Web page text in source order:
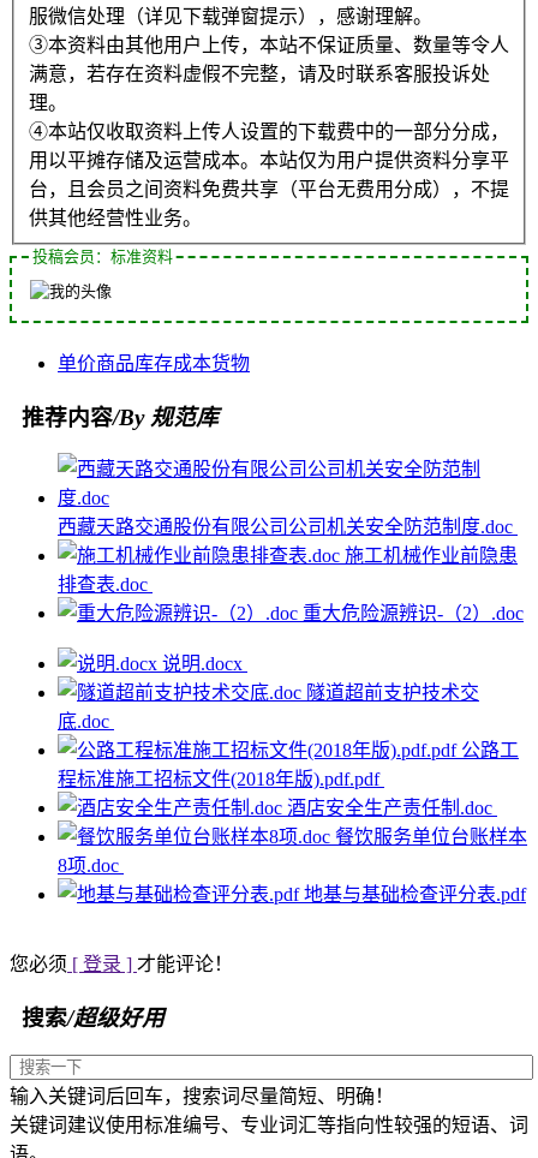
服微信处理（详见下载弹窗提示），感谢理解。
③本资料由其他用户上传，本站不保证质量、数量等令人
满意，若存在资料虚假不完整，请及时联系客服投诉处
理。
④本站仅收取资料上传人设置的下载费中的一部分分成，
用以平摊存储及运营成本。本站仅为用户提供资料分享平
台，且会员之间资料免费共享（平台无费用分成），不提
供其他经营性业务。
投稿会员：标准资料
单价商品库存成本货物
推荐内容/By 规范库
西藏天路交通股份有限公司公司机关安全防范制度.doc
施工机械作业前隐患
排查表.doc
重大危险源辨识-（2）.doc
说明.docx
隧道超前支护技术交
底.doc
公路工
程标准施工招标文件(2018年版).pdf.pdf
酒店安全生产责任制.doc
餐饮服务单位台账样本
8项.doc
地基与基础检查评分表.pdf
您必须 [ 登录 ] 才能评论！
搜索/超级好用
输入关键词后回车，搜索词尽量简短、明确！
关键词建议使用标准编号、专业词汇等指向性较强的短语、词
语。